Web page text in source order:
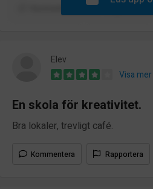
Elev
Visa mer
En skola för kreativitet.
Bra lokaler, trevligt café.
Kommentera Rapportera